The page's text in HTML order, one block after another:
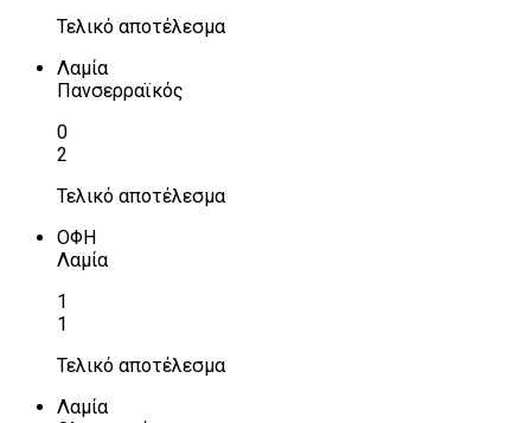
Τελικό αποτέλεσμα
Λαμία
Πανσερραϊκός
0
2
Τελικό αποτέλεσμα
ΟΦΗ
Λαμία
1
1
Τελικό αποτέλεσμα
Λαμία